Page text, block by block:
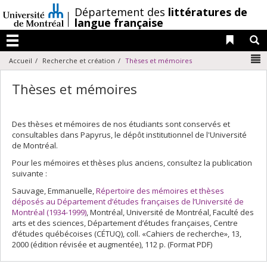
au
contenu
/Département des littératures de
langue française
Menu
Liens
Accueil Recherche et création Thèses et mémoires
Thèses et mémoires
Des thèses et mémoires de nos étudiants sont conservés et
consultables dans Papyrus, le dépôt institutionnel de l'Université
de Montréal.
Pour les mémoires et thèses plus anciens, consultez la publication
suivante :
Sauvage, Emmanuelle,Répertoire des mémoires et thèses
déposés au Département d’études françaises de l’Université de
Montréal (1934-1999), Montréal, Université de Montréal, Faculté des
arts et des sciences, Département d’études françaises, Centre
d’études québécoises (CÉTUQ), coll. «Cahiers de recherche», 13,
2000 (édition révisée et augmentée), 112 p. (Format PDF)